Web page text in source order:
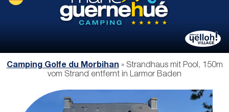
Camping Golfe du Morbihan » Strandhaus mit Pool, 150m
vom Strand entfernt in Larmor Baden